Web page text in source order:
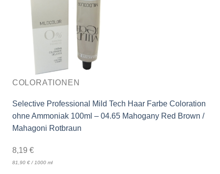
COLORATIONEN
Selective Professional Mild Tech Haar Farbe Coloration
ohne Ammoniak 100ml – 04.65 Mahogany Red Brown /
Mahagoni Rotbraun
8,19 €
81,90 €/1000 ml